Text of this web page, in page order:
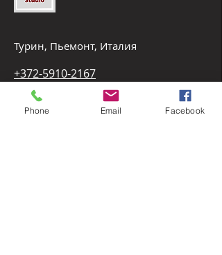
Турин, Пьемонт, Италия
+372-5910-2167
olga@kalitalanguagestudio.com
Phone Email Facebook